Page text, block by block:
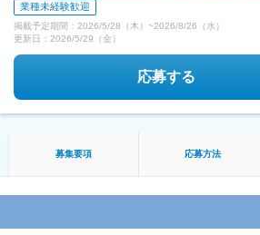
業種未経験歓迎
掲載予定期間： 2026/5/28（木） ~2026/8/26（水）
更新日： 2026/5/29（金）
応募する
募集要項 応募方法